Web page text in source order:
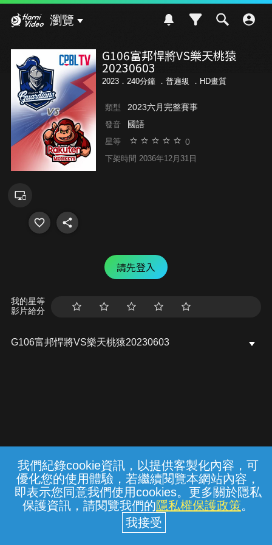
我們紀錄cookie資訊，以提供客製化內容，可
優化您的使用體驗，若繼續閱覽本網站內容，
即表示您同意我們使用cookies。更多關於隱私
保護資訊，請閱覽我們的隱私權保護政策。
瀏覽
G106富邦悍將VS樂天桃猿
20230603
2023．240分鐘 ． 普遍級 ．HD畫質
類型 2023六月完整賽事
發音 國語
星等 0
下架時間 2036年12月31日
請先登入
我的星等
影片給分
G106富邦悍將VS樂天桃猿20230603
常見問題 線上客服 服務條款 隱私權保護
中華電信股份有限公司個人家庭分公司
(統一編號：96979949) © 2026
{{notifyMsg}}